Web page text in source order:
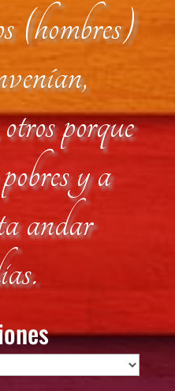
(hombres)
porque
y a
andar